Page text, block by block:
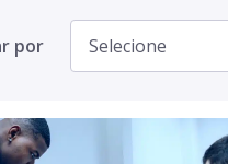
da Ordem dos
Ji-Paraná/RO, Vice-
de Ensino Jurídico na
Eleitoral da OAB Seccional
site Jusbrasil, no site
por Selecione